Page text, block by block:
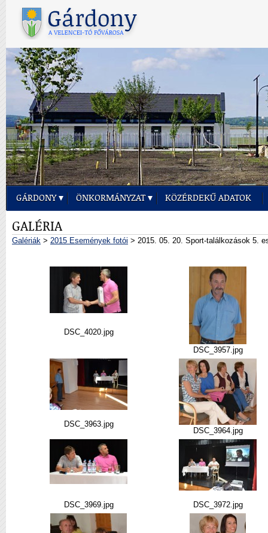
GÁRDONY ÖNKORMÁNYZAT KÖZÉRDEKŰ ADATOK
GALÉRIA
Galériák > 2015 Események fotói > 2015. 05. 20. Sport-találkozások 5.
DSC_4020.jpg
DSC_3957.jpg
DSC_3963.jpg
DSC_3964.jpg
DSC_3969.jpg DSC_3972.jpg